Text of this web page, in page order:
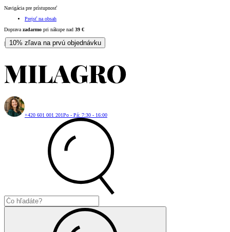
Navigácia pre prístupnosť
Prejsť na obsah
Doprava zadarmo pri nákupe nad 39 €
| 10% zľava na prvú objednávku
+420 601 001 201Po - Pá: 7:30 - 16:00